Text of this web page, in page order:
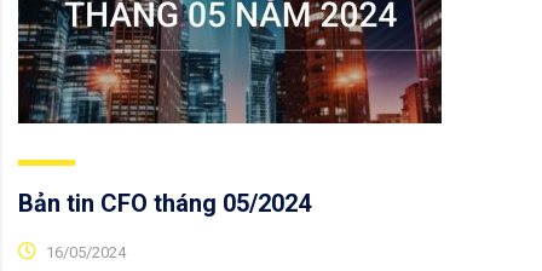
Bản tin CFO tháng 05/2024
16/05/2024